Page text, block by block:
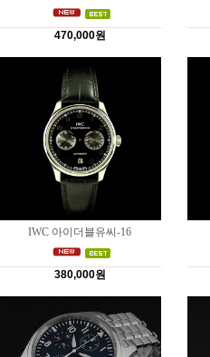
470,000원
IWC 아이더블유씨-16
380,000원